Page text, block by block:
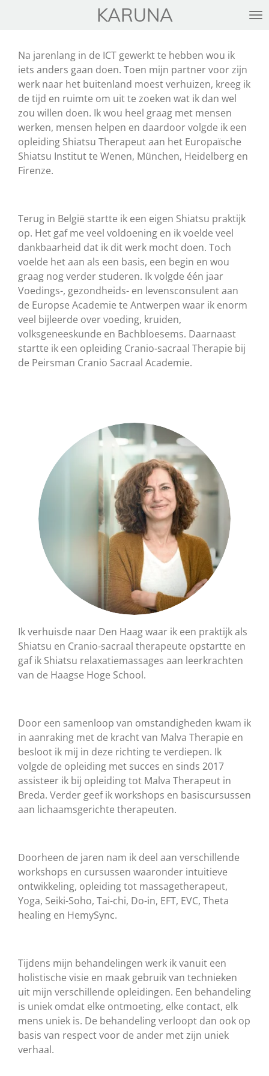
hoofdinhoud
KARUNA
Na jarenlang in de ICT gewerkt te hebben wou ik
iets anders gaan doen. Toen mijn partner voor zijn
werk naar het buitenland moest verhuizen, kreeg ik
de tijd en ruimte om uit te zoeken wat ik dan wel
zou willen doen. Ik wou heel graag met mensen
werken, mensen helpen en daardoor volgde ik een
opleiding Shiatsu Therapeut aan het Europaïsche
Shiatsu Institut te Wenen, München, Heidelberg en
Firenze.
Terug in België startte ik een eigen Shiatsu praktijk
op. Het gaf me veel voldoening en ik voelde veel
dankbaarheid dat ik dit werk mocht doen. Toch
voelde het aan als een basis, een begin en wou
graag nog verder studeren. Ik volgde één jaar
Voedings-, gezondheids- en levensconsulent aan
de Europse Academie te Antwerpen waar ik enorm
veel bijleerde over voeding, kruiden,
volksgeneeskunde en Bachbloesems. Daarnaast
startte ik een opleiding Cranio-sacraal Therapie bij
de Peirsman Cranio Sacraal Academie.
Ik verhuisde naar Den Haag waar ik een praktijk als
Shiatsu en Cranio-sacraal therapeute opstartte en
gaf ik Shiatsu relaxatiemassages aan leerkrachten
van de Haagse Hoge School.
Door een samenloop van omstandigheden kwam ik
in aanraking met de kracht van Malva Therapie en
besloot ik mij in deze richting te verdiepen. Ik
volgde de opleiding met succes en sinds 2017
assisteer ik bij opleiding tot Malva Therapeut in
Breda. Verder geef ik workshops en basiscursussen
aan lichaamsgerichte therapeuten.
Doorheen de jaren nam ik deel aan verschillende
workshops en cursussen waaronder intuitieve
ontwikkeling, opleiding tot massagetherapeut,
Yoga, Seiki-Soho, Tai-chi, Do-in, EFT, EVC, Theta
healing en HemySync.
Tijdens mijn behandelingen werk ik vanuit een
holistische visie en maak gebruik van technieken
uit mijn verschillende opleidingen. Een behandeling
is uniek omdat elke ontmoeting, elke contact, elk
mens uniek is. De behandeling verloopt dan ook op
basis van respect voor de ander met zijn uniek
verhaal.